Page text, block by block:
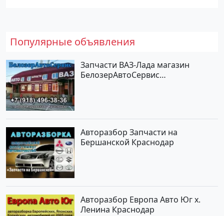
Популярные объявления
Запчасти ВАЗ-Лада магазин
БелозерАвтоСервис
Авторазбор Запчасти на
Бершанской Краснодар
Авторазбор Европа Авто Юг х.
Ленина Краснодар